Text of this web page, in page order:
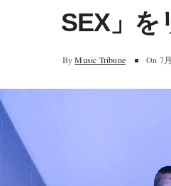
SEX」
By Music Tribune On 7